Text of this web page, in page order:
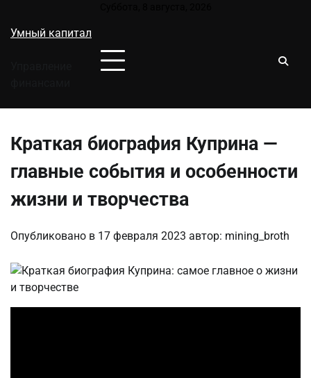
содержимому
Умный капитал
Краткая биография Куприна —
главные события и особенности
жизни и творчества
Опубликовано в 17 февраля 2023 автор: mining_broth